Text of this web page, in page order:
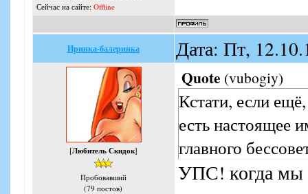
Сейчас на сайте: Offline
Иринка-балеринка Дата: Пт,
[Любитель Скидок]
Пробовавший
(79 постов)
Quote (vubogiy)
Кстати, если
есть настоящее
главного
УПС! когда мы